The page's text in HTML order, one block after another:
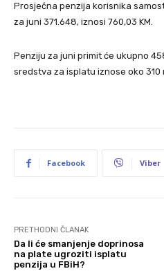
Prosječna penzija korisnika
za juni 371.648, iznosi 760,03 KM.
Penziju za juni primit će ukupno
sredstva za isplatu iznose oko 310
Facebook Viber
PRETHODNI ČLANAK
Da li će smanjenje doprinosa
na plate ugroziti isplatu
penzija u FBiH?